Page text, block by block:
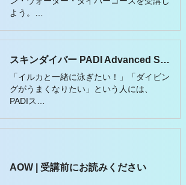
よう。…
スキンダイバー PADI Advanced Snorkeler
「イルカと一緒に泳ぎたい！」「ダイビン
グがうまくなりたい」という人には、
PADIス…
AOW | 受講前にお読みください